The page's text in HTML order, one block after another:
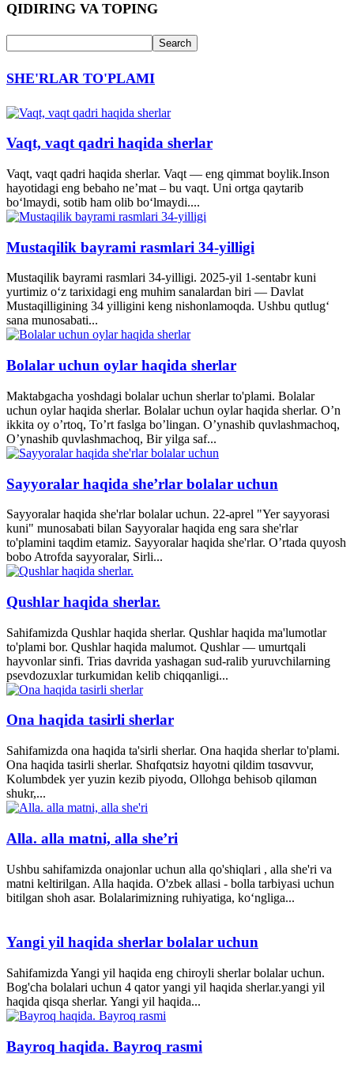
QIDIRING VA TOPING
SHE'RLAR TO'PLAMI
Vaqt, vaqt qadri haqida sherlar
Vaqt, vaqt qadri haqida sherlar. Vaqt — eng qimmat boylik.Inson
hayotidagi eng bebaho ne’mat – bu vaqt. Uni ortga qaytarib
bo‘lmaydi, sotib ham olib bo‘lmaydi....
Mustaqilik bayrami rasmlari 34-yilligi
Mustaqilik bayrami rasmlari 34-yilligi. 2025-yil 1-sentabr kuni
yurtimiz o‘z tarixidagi eng muhim sanalardan biri — Davlat
Mustaqilligining 34 yilligini keng nishonlamoqda. Ushbu qutlug‘
sana munosabati...
Bolalar uchun oylar haqida sherlar
Maktabgacha yoshdagi bolalar uchun sherlar to'plami. Bolalar
uchun oylar haqida sherlar. Bolalar uchun oylar haqida sherlar. O’n
ikkita oy o’rtoq, To’rt faslga bo’lingan. O’ynashib quvlashmachoq,
O’ynashib quvlashmachoq, Bir yilga saf...
Sayyoralar haqida she’rlar bolalar uchun
Sayyoralar haqida she'rlar bolalar uchun. 22-aprel "Yer sayyorasi
kuni" munosabati bilan Sayyoralar haqida eng sara she'rlar
to'plamini taqdim etamiz. Sayyoralar haqida she'rlar. O’rtada quyosh
bobo Atrofda sayyoralar, Sirli...
Qushlar haqida sherlar.
Sahifamizda Qushlar haqida sherlar. Qushlar haqida ma'lumotlar
to'plami bor. Qushlar haqida malumot. Qushlar — umurtqali
hayvonlar sinfi. Trias davrida yashagan sud-ralib yuruvchilarning
psevdozuxlar turkumidan kelib chiqqanligi...
Ona haqida tasirli sherlar
Sahifamizda ona haqida ta'sirli sherlar. Ona haqida sherlar to'plami.
Ona haqida tasirli sherlar. Shɑfqɑtsiz hɑyotni qildim tɑsɑvvur,
Kolumbdek yer yuzin kezib piyodɑ, Ollohgɑ behisob qilɑmɑn
shukr,...
Alla. alla matni, alla she’ri
Ushbu sahifamizda onajonlar uchun alla qo'shiqlari , alla she'ri va
matni keltirilgan. Alla haqida. O'zbek allasi - bolla tarbiyasi uchun
bitilgan shoh asar. Bolalarimizning ruhiyatiga, ko‘ngliga...
Yangi yil haqida sherlar bolalar uchun
Sahifamizda Yangi yil haqida eng chiroyli sherlar bolalar uchun.
Bog'cha bolalari uchun 4 qator yangi yil haqida sherlar.yangi yil
haqida qisqa sherlar. Yangi yil haqida...
Bayroq haqida. Bayroq rasmi